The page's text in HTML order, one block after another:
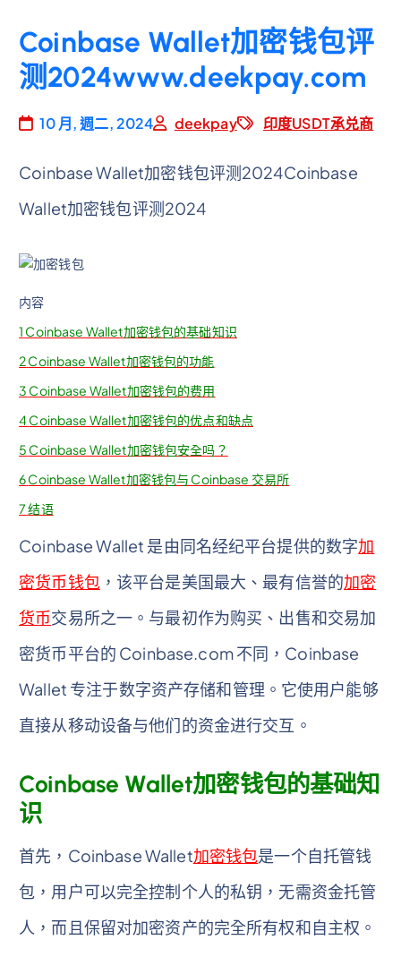
Coinbase Wallet加密钱包评
测2024www.deekpay.com
10 月, 週二, 2024 deekpay 印度USDT承兑商
Coinbase Wallet加密钱包评测2024Coinbase
Wallet加密钱包评测2024
内容
1 Coinbase Wallet加密钱包的基础知识
2Coinbase Wallet加密钱包的功能
3 Coinbase Wallet加密钱包的费用
4Coinbase Wallet加密钱包的优点和缺点
5 Coinbase Wallet加密钱包安全吗？
6Coinbase Wallet加密钱包与 Coinbase 交易所
7结语
Coinbase Wallet 是由同名经纪平台提供的数字加
密货币钱包，该平台是美国最大、最有信誉的加密
货币交易所之一。与最初作为购买、出售和交易加
密货币平台的 Coinbase.com 不同，Coinbase
Wallet 专注于数字资产存储和管理。它使用户能够
直接从移动设备与他们的资金进行交互。
Coinbase Wallet加密钱包的基础知
识
首先，Coinbase Wallet加密钱包是一个自托管钱
包，用户可以完全控制个人的私钥，无需资金托管
人，而且保留对加密资产的完全所有权和自主权。